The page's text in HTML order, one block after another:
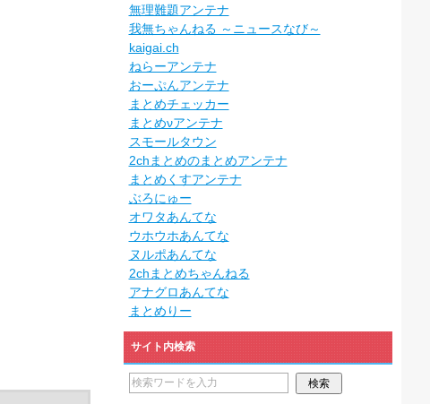
無理難題アンテナ
我無ちゃんねる ～ニュースなび～
kaigai.ch
ねらーアンテナ
おーぷんアンテナ
まとめチェッカー
まとめνアンテナ
スモールタウン
2chまとめのまとめアンテナ
まとめくすアンテナ
ぶろにゅー
オワタあんてな
ウホウホあんてな
ヌルポあんてな
2chまとめちゃんねる
アナグロあんてな
まとめりー
サイト内検索